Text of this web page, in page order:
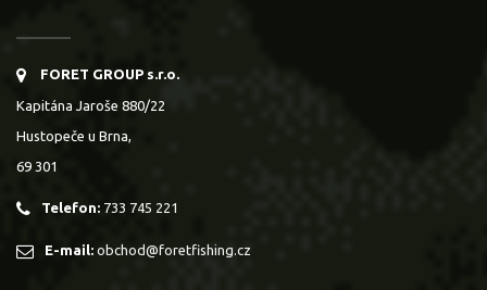
FORET GROUP s.r.o.
Kapitána Jaroše 880/22
Hustopeče u Brna,
69 301
Telefon: 733 745 221
E-mail: obchod@foretfishing.cz